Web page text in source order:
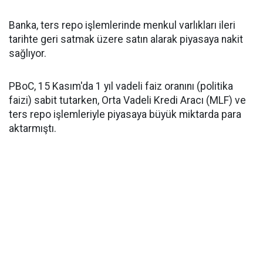
Banka, ters repo işlemlerinde menkul varlıkları ileri
tarihte geri satmak üzere satın alarak piyasaya nakit
sağlıyor.
PBoC, 15 Kasım'da 1 yıl vadeli faiz oranını (politika
faizi) sabit tutarken, Orta Vadeli Kredi Aracı (MLF) ve
ters repo işlemleriyle piyasaya büyük miktarda para
aktarmıştı.